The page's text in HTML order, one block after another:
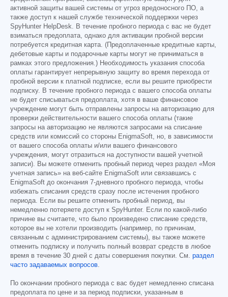
активной защиты вашей системы от угроз вредоносного ПО, а
также доступ к нашей службе технической поддержки через
SpyHunter HelpDesk. В течение пробного периода с вас не будет
взиматься предоплата, однако для активации пробной версии
потребуется кредитная карта. (Предоплаченные кредитные карты,
дебетовые карты и подарочные карты могут не приниматься в
рамках этого предложения.) Необходимость указания способа
оплаты гарантирует непрерывную защиту во время перехода от
пробной версии к платной подписке, если вы решите приобрести
подписку. В течение пробного периода с вашего способа оплаты
не будет списываться предоплата, хотя в ваше финансовое
учреждение могут быть отправлены запросы на авторизацию для
проверки действительности вашего способа оплаты (такие
запросы на авторизацию не являются запросами на списание
средств или комиссий со стороны EnigmaSoft, но, в зависимости
от вашего способа оплаты и/или вашего финансового
учреждения, могут отразиться на доступности вашей учетной
записи). Вы можете отменить пробный период через раздел «Моя
учетная запись» на веб-сайте EnigmaSoft или связавшись с
EnigmaSoft до окончания 7-дневного пробного периода, чтобы
избежать списания средств сразу после истечения пробного
периода. Если вы решите отменить пробный период, вы
немедленно потеряете доступ к SpyHunter. Если по какой-либо
причине вы считаете, что было произведено списание средств,
которое вы не хотели производить (например, по причинам,
связанным с администрированием системы), вы также можете
отменить подписку и получить полный возврат средств в любое
время в течение 30 дней с даты совершения покупки. См. раздел
часто задаваемых вопросов.
По окончании пробного периода с вас будет немедленно списана
предоплата по цене и за период подписки, указанным в